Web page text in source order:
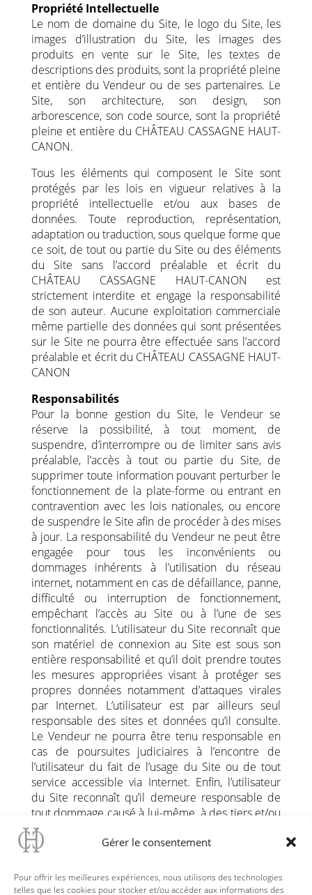
Gérer le consentement
Pour offrir les meilleures expériences, nous utilisons des technologies
telles que les cookies pour stocker et/ou accéder aux informations des
Propriété Intellectuelle
Le nom de domaine du Site, le logo du Site, les
images d’illustration du Site, les images des
produits en vente sur le Site, les textes de
descriptions des produits, sont la propriété pleine
et entière du Vendeur ou de ses partenaires. Le
Site, son architecture, son design, son
arborescence, son code source, sont la propriété
pleine et entière du CHÂTEAU CASSAGNE HAUT-
CANON.
Tous les éléments qui composent le Site sont
protégés par les lois en vigueur relatives à la
propriété intellectuelle et/ou aux bases de
données. Toute reproduction, représentation,
adaptation ou traduction, sous quelque forme que
ce soit, de tout ou partie du Site ou des éléments
du Site sans l’accord préalable et écrit du
CHÂTEAU CASSAGNE HAUT-CANON est
strictement interdite et engage la responsabilité
de son auteur. Aucune exploitation commerciale
même partielle des données qui sont présentées
sur le Site ne pourra être effectuée sans l’accord
préalable et écrit du CHÂTEAU CASSAGNE HAUT-
CANON
Responsabilités
Pour la bonne gestion du Site, le Vendeur se
réserve la possibilité, à tout moment, de
suspendre, d’interrompre ou de limiter sans avis
préalable, l’accès à tout ou partie du Site, de
supprimer toute information pouvant perturber le
fonctionnement de la plate-forme ou entrant en
contravention avec les lois nationales, ou encore
de suspendre le Site afin de procéder à des mises
à jour. La responsabilité du Vendeur ne peut être
engagée pour tous les inconvénients ou
dommages inhérents à l’utilisation du réseau
internet, notamment en cas de défaillance, panne,
difficulté ou interruption de fonctionnement,
empêchant l’accès au Site ou à l’une de ses
fonctionnalités. L’utilisateur du Site reconnaît que
son matériel de connexion au Site est sous son
entière responsabilité et qu’il doit prendre toutes
les mesures appropriées visant à protéger ses
propres données notamment d’attaques virales
par Internet. L’utilisateur est par ailleurs seul
responsable des sites et données qu’il consulte.
Le Vendeur ne pourra être tenu responsable en
cas de poursuites judiciaires à l’encontre de
l’utilisateur du fait de l’usage du Site ou de tout
service accessible via Internet. Enfin, l’utilisateur
du Site reconnaît qu’il demeure responsable de
tout dommage causé à lui-même, à des tiers et/ou
à son équipement du fait de sa connexion ou de
l’utilisation du Site.
Les dispositions sont actualisées chaque fois que